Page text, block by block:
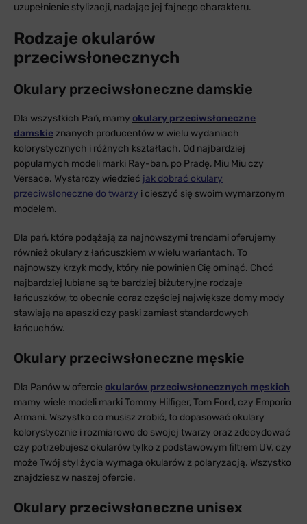
uzupełnienie stylizacji, nadając jej fajnego charakteru.
Rodzaje okularów
przeciwsłonecznych
Okulary przeciwsłoneczne damskie
Dla wszystkich Pań, mamy okulary przeciwsłoneczne
damskieznanych producentów w wielu wydaniach
kolorystycznych i różnych kształtach. Od najbardziej
popularnych modeli marki Ray-ban, po Pradę, Miu Miu czy
Versace. Wystarczy wiedzieć jak dobrać okulary
przeciwsłoneczne do twarzy i cieszyć się swoim wymarzonym
modelem.
Dla pań, które podążają za najnowszymi trendami oferujemy
również okulary z łańcuszkiem w wielu wariantach. To
najnowszy krzyk mody, który nie powinien Cię ominąć. Choć
najbardziej lubiane są te bardziej biżuteryjne rodzaje
łańcuszków, to obecnie coraz częściej największe domy mody
stawiają na apaszki czy paski zamiast standardowych
łańcuchów.
Okulary przeciwsłoneczne męskie
Dla Panów w ofercie okularów przeciwsłonecznych męskich
mamy wiele modeli marki Tommy Hilfiger, Tom Ford, czy Emporio
Armani. Wszystko co musisz zrobić, to dopasować okulary
kolorystycznie i rozmiarowo do swojej twarzy oraz zdecydować
czy potrzebujesz okularów tylko z podstawowym filtrem UV, czy
może Twój styl życia wymaga okularów z polaryzacją. Wszystko
znajdziesz w naszej ofercie.
Okulary przeciwsłoneczne unisex